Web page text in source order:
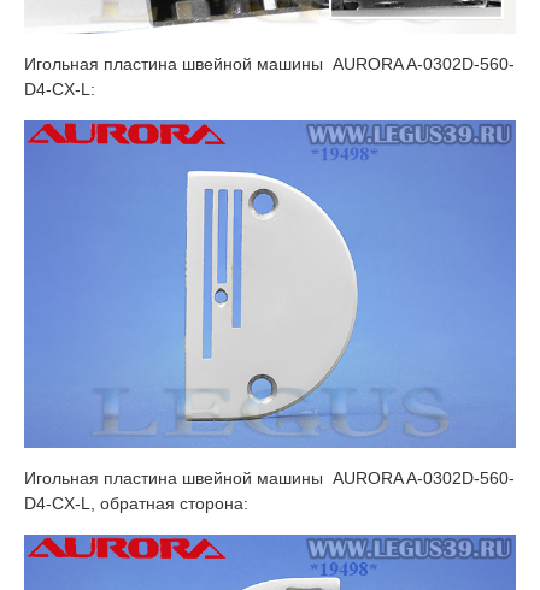
Игольная пластина швейной машины AURORA A-0302D-560-
D4-CX-L:
Игольная пластина швейной машины AURORA A-0302D-560-
D4-CX-L, обратная сторона: